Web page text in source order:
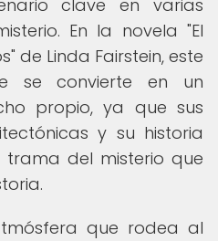
clave en varias
En la novela "El
de Linda Fairstein, este
se convierte en un
propio, ya que sus
y su historia
del misterio que
que rodea al